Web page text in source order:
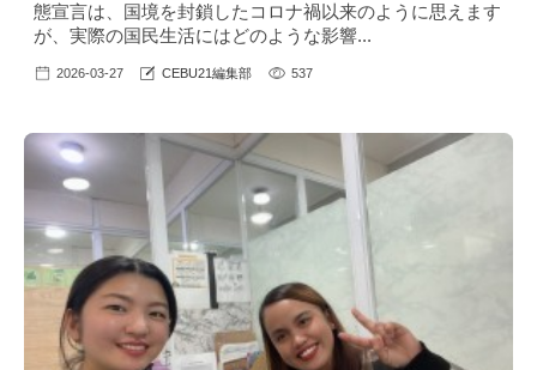
態宣言は、国境を封鎖したコロナ禍以来のように思えます
が、実際の国民生活にはどのような影響...
2026-03-27 CEBU21編集部 537